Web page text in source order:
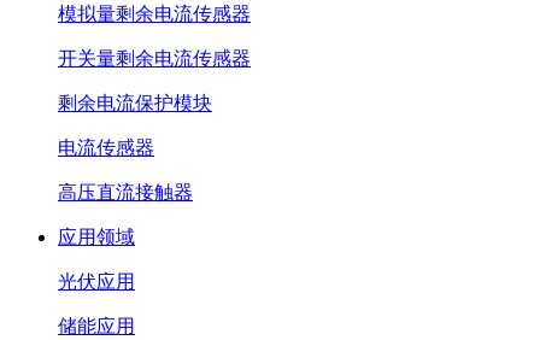
模拟量剩余电流传感器
开关量剩余电流传感器
剩余电流保护模块
电流传感器
高压直流接触器
应用领域
光伏应用
储能应用